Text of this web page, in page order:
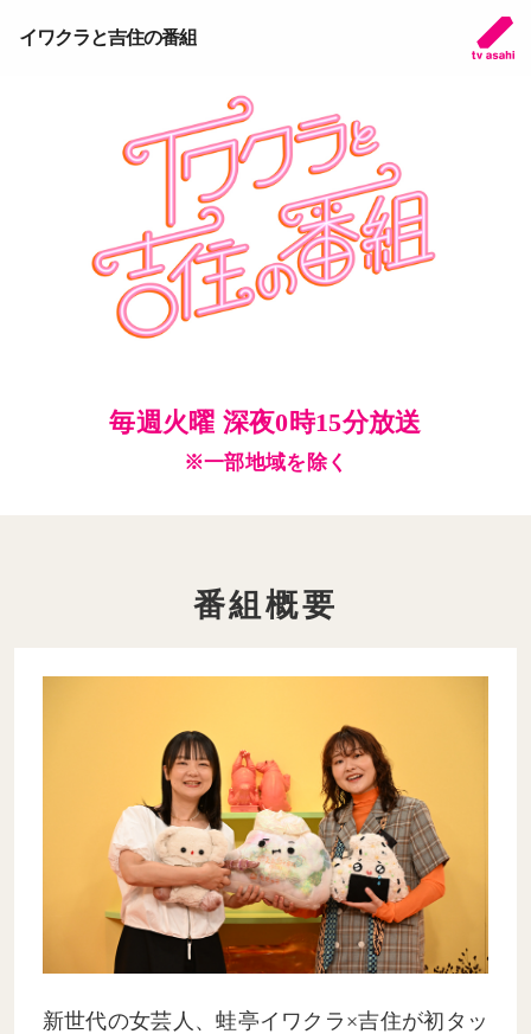
イワクラと吉住の番組
毎週火曜 深夜0時15分放送
※一部地域を除く
番組概要
新世代の女芸人、蛙亭イワクラ×吉住が初タッ